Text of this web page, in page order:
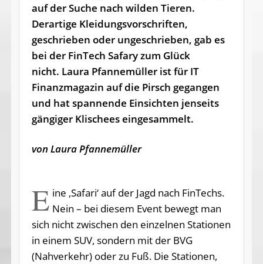
auf der Suche nach wilden Tieren.
Derartige Kleidungsvorschriften,
geschrieben oder ungeschrieben, gab es
bei der FinTech Safary zum Glück
nicht. Laura Pfannemüller ist für IT
Finanzmagazin auf die Pirsch gegangen
und hat spannende Einsichten jenseits
gängiger Klischees eingesammelt.
von Laura Pfannemüller
E ine ‚Safari‘ auf der Jagd nach FinTechs.
Nein – bei diesem Event bewegt man
sich nicht zwischen den einzelnen Stationen
in einem SUV, sondern mit der BVG
(Nahverkehr) oder zu Fuß. Die Stationen,